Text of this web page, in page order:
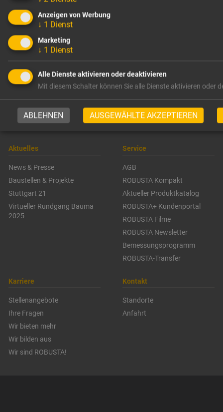
Jahren
Zertifizierungen
Umweltfreundliche
Solarenergie
Baustelleneinrichtung
Hebetechnik
Sonstiges Zubehör
Aktuelles
News & Presse
Baustellen & Projekte
Stuttgart 21
Virtueller Rundgang Bauma
2025
Service
AGB
ROBUSTA Kompakt
Aktueller Produktkatalog
ROBUSTA+ Kundenportal
ROBUSTA Filme
ROBUSTA Newsletter
Bemessungsprogramm
ROBUSTA-Transfer
Karriere
Stellenangebote
Ihre Fragen
Wir bieten mehr
Wir bilden aus
Wir sind ROBUSTA!
Kontakt
Standorte
Anfahrt
Anzeigen von Werbung
↓ 1 Dienst
Marketing
↓ 1 Dienst
Alle Dienste aktivieren oder deaktivieren
Mit diesem Schalter können Sie alle Dienste aktivieren oder
ABLEHNEN AUSGEWÄHLTE AKZEPTIEREN